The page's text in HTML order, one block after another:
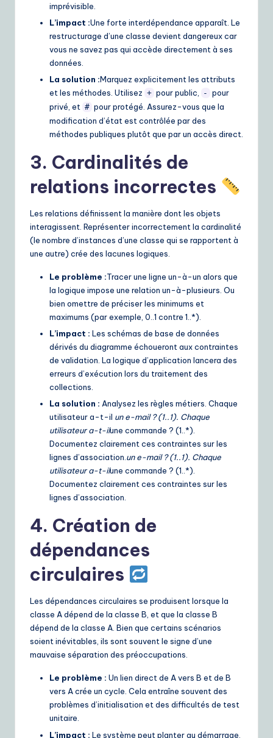
imprévisible.
L’impact :Une forte interdépendance apparaît. Le
restructurage d’une classe devient dangereux car
vous ne savez pas qui accède directement à ses
données.
La solution :Marquez explicitement les attributs
et les méthodes. Utilisez + pour public, - pour
privé, et # pour protégé. Assurez-vous que la
modification d’état est contrôlée par des
méthodes publiques plutôt que par un accès direct.
3. Cardinalités de
relations incorrectes
Les relations définissent la manière dont les objets
interagissent. Représenter incorrectement la cardinalité
(le nombre d’instances d’une classe qui se rapportent à
une autre) crée des lacunes logiques.
Le problème :Tracer une ligne un-à-un alors que
la logique impose une relation un-à-plusieurs. Ou
bien omettre de préciser les minimums et
maximums (par exemple, 0..1 contre 1..*).
L’impact : Les schémas de base de données
dérivés du diagramme échoueront aux contraintes
de validation. La logique d’application lancera des
erreurs d’exécution lors du traitement des
collections.
La solution : Analysez les règles métiers. Chaque
utilisateur a-t-il un e-mail ? (1..1). Chaque
utilisateur a-t-ilune commande ? (1..*).
Documentez clairement ces contraintes sur les
lignes d’association.un e-mail ? (1..1). Chaque
utilisateur a-t-ilune commande ? (1..*).
Documentez clairement ces contraintes sur les
lignes d’association.
4. Création de
dépendances
circulaires
Les dépendances circulaires se produisent lorsque la
classe A dépend de la classe B, et que la classe B
dépend de la classe A. Bien que certains scénarios
soient inévitables, ils sont souvent le signe d’une
mauvaise séparation des préoccupations.
Le problème : Un lien direct de A vers B et de B
vers A crée un cycle. Cela entraîne souvent des
problèmes d’initialisation et des difficultés de test
unitaire.
L’impact : Le système peut planter au démarrage.